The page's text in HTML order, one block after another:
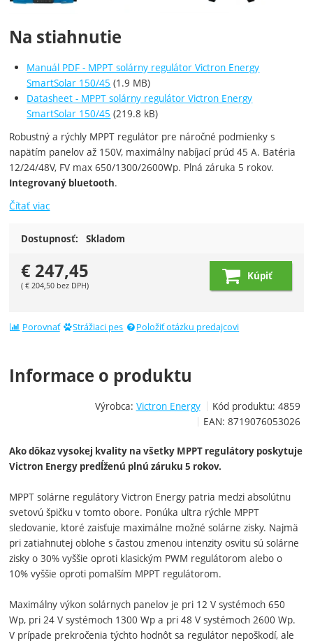
Na stiahnutie
Manuál PDF - MPPT solárny regulátor Victron Energy
SmartSolar 150/45 (1.9 MB)
Datasheet - MPPT solárny regulátor Victron Energy
SmartSolar 150/45 (219.8 kB)
Robustný a rýchly MPPT regulátor pre náročné podmienky s
napätím panelov až 150V, maximálny nabíjací prúd 45 A. Batéria
12/24/48V, FV max 650/1300/2600Wp. Plná záruka 5 rokov.
Integrovaný bluetooth.
Čítať viac
Dostupnosť: Skladom
€ 247,45
( € 204,50 bez DPH)
Kúpiť
Porovnať Strážiaci pes Položiť otázku predajcovi
Informace o produktu
Výrobca: Victron Energy Kód produktu: 4859
EAN: 8719076053026
Ako dôkaz vysokej kvality na všetky MPPT regulátory poskytuje
Victron Energy predĺženú plnú záruku 5 rokov.
MPPT solárne regulátory Victron Energy patria medzi absolútnu
svetovú špičku v tomto obore. Ponúka ultra rýchle MPPT
sledovanie, ktoré zaisťuje maximálne možné solárne zisky. Najmä
pri zatiahnutej oblohe s častou zmenou intenzity osvitu sú solárne
zisky o 30% vyššie oproti klasickým PWM regulátorom alebo o
10% vyššie oproti pomalším MPPT regulátorom.
Maximálny výkon solárnych panelov je pri 12 V systémoch 650
Wp, pri 24 V systémoch 1300 Wp a pri 48 V systémoch 2600 Wp.
V prípade prekročenia týchto hodnôt sa regulátor nepoškodí, ale